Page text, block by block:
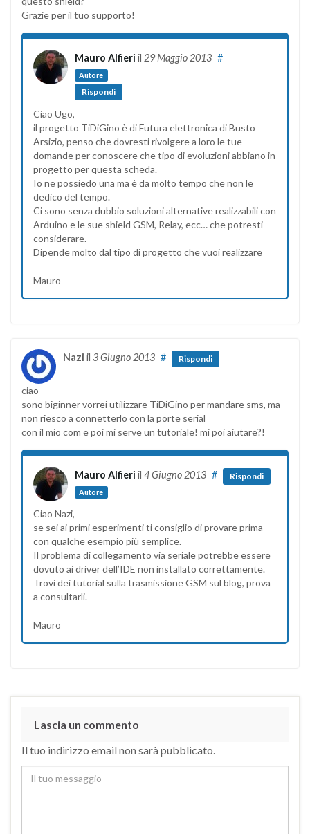
Grazie per il tuo supporto!
Mauro Alfieri il 29 Maggio 2013
Autore
#
Rispondi
Ciao Ugo,
il progetto TiDiGino è di Futura elettronica di Busto
Arsizio, penso che dovresti rivolgere a loro le tue
domande per conoscere che tipo di evoluzioni abbiano in
progetto per questa scheda.
Io ne possiedo una ma è da molto tempo che non le
dedico del tempo.
Ci sono senza dubbio soluzioni alternative realizzabili con
Arduino e le sue shield GSM, Relay, ecc… che potresti
considerare.
Dipende molto dal tipo di progetto che vuoi realizzare
Mauro
Nazi il 3 Giugno 2013 # Rispondi
ciao
sono biginner vorrei utilizzare TiDiGino per mandare sms, ma
non riesco a connetterlo con la porte serial
con il mio com e poi mi serve un tutoriale! mi poi aiutare?!
Mauro Alfieri il 4 Giugno 2013
Autore
# Rispondi
Ciao Nazi,
se sei ai primi esperimenti ti consiglio di provare prima
con qualche esempio più semplice.
Il problema di collegamento via seriale potrebbe essere
dovuto ai driver dell’IDE non installato correttamente.
Trovi dei tutorial sulla trasmissione GSM sul blog, prova
a consultarli.
Mauro
Lascia un commento
Il tuo indirizzo email non sarà pubblicato.